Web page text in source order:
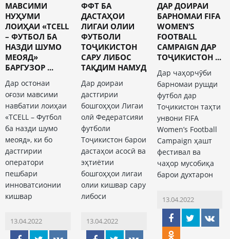
МАВСИМИ
НУҲУМИ
ЛОИҲАИ «ТCELL
– ФУТБОЛ БА
НАЗДИ ШУМО
МЕОЯД»
БАРГУЗОР ...
Дар остонаи
оғози мавсими
навбатии лоиҳаи
«TCELL – Футбол
ба назди шумо
меояд», ки бо
дастгирии
оператори
пешбари
инноватсионии
кишвар
13.04.2022
ФФТ БА
ДАСТАҲОИ
ЛИГАИ ОЛИИ
ФУТБОЛИ
ТОҶИКИСТОН
САРУ ЛИБОС
ТАҚДИМ НАМУД
Дар доираи
дастгирии
бошгоҳҳои Лигаи
олӣ Федератсияи
футболи
Тоҷикистон барои
дастаҳои асосӣ ва
эҳтиётии
бошгоҳҳои лигаи
олии кишвар сару
либоси
13.04.2022
ДАР ДОИРАИ
БАРНОМАИ FIFA
WOMEN’S
FOOTBALL
CAMPAIGN ДАР
ТОҶИКИСТОН ...
Дар чаҳорчӯби
барномаи рушди
футбол дар
Тоҷикистон таҳти
унвони FIFA
Women’s Football
Campaign ҳашт
фестивал ва
чаҳор мусобиқа
барои духтарон
13.04.2022